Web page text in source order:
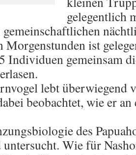
gelegentlich
ist
Individuen gemeinsam
lebt überwiegend
beobachtet, wie er
des
untersucht. Wie für